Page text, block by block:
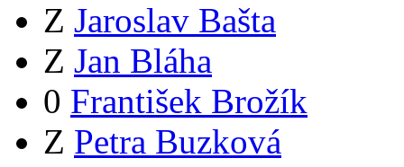
Z Jaroslav Bašta
Z Jan Bláha
0 František Brožík
Z Petra Buzková